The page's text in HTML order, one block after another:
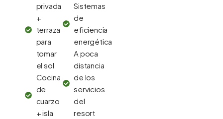
privada
+
terraza
para
tomar
el sol
Cocina
de
cuarzo
+ isla
Sistemas
de
eficiencia
energética
A poca
distancia
de los
servicios
del
resort